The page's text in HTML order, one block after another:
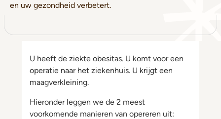
en uw gezondheid verbetert.
U heeft de ziekte obesitas. U komt voor een
operatie naar het ziekenhuis. U krijgt een
maagverkleining.
Hieronder leggen we de 2 meest
voorkomende manieren van opereren uit: